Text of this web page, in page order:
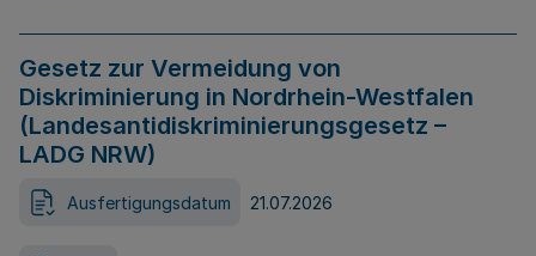
Gesetz zur Vermeidung von
Diskriminierung in Nordrhein-Westfalen
(Landesantidiskriminierungsgesetz –
LADG NRW)
Ausfertigungsdatum 21.07.2026